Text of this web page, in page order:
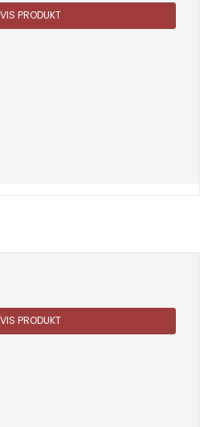
VIS PRODUKT
VIS PRODUKT